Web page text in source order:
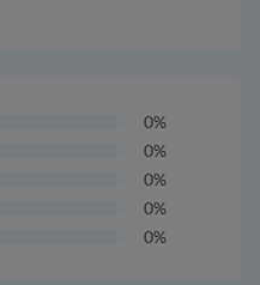
0%
0%
0%
0%
0%